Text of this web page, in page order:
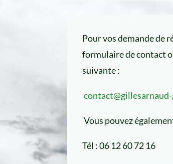
Pour vos demande de
formulaire de contact
suivante :
Vous pouvez
Tél :06 12 60 72 16